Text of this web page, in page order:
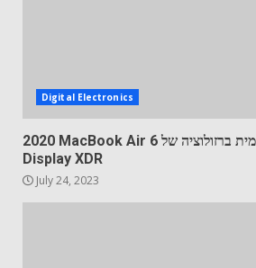
Digital Electronics
2020 MacBook Air תומך רשמית ברזולוציה של 6K ב- Pro
Display XDR
July 24, 2023